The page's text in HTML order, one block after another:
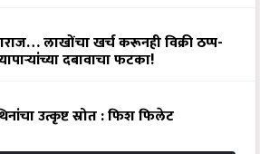
लाखोंचा खर्च करूनही विक्री ठप्प-
दबावाचा फटका!
उत्कृष्ट स्रोत : फिश फिलेट